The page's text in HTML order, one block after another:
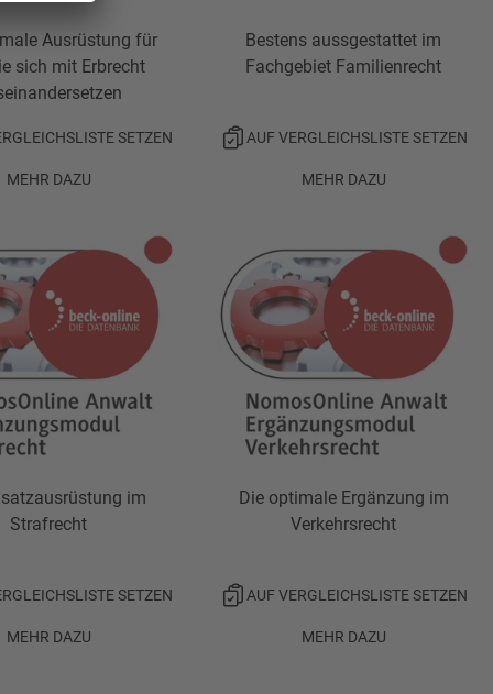
Ausrüstung für
sich mit Erbrecht
SETZEN
MEHR DAZU
Bestens aussgestattet im
Fachgebiet Familienrecht
AUF VERGLEICHSLISTE SETZEN
MEHR DAZU
im
Strafrecht
SETZEN
MEHR DAZU
Die optimale Ergänzung im
Verkehrsrecht
AUF VERGLEICHSLISTE SETZEN
MEHR DAZU